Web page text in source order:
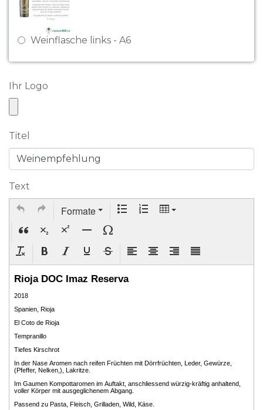
Weinflasche links - A6
Ihr Logo
Titel
Text
Formate